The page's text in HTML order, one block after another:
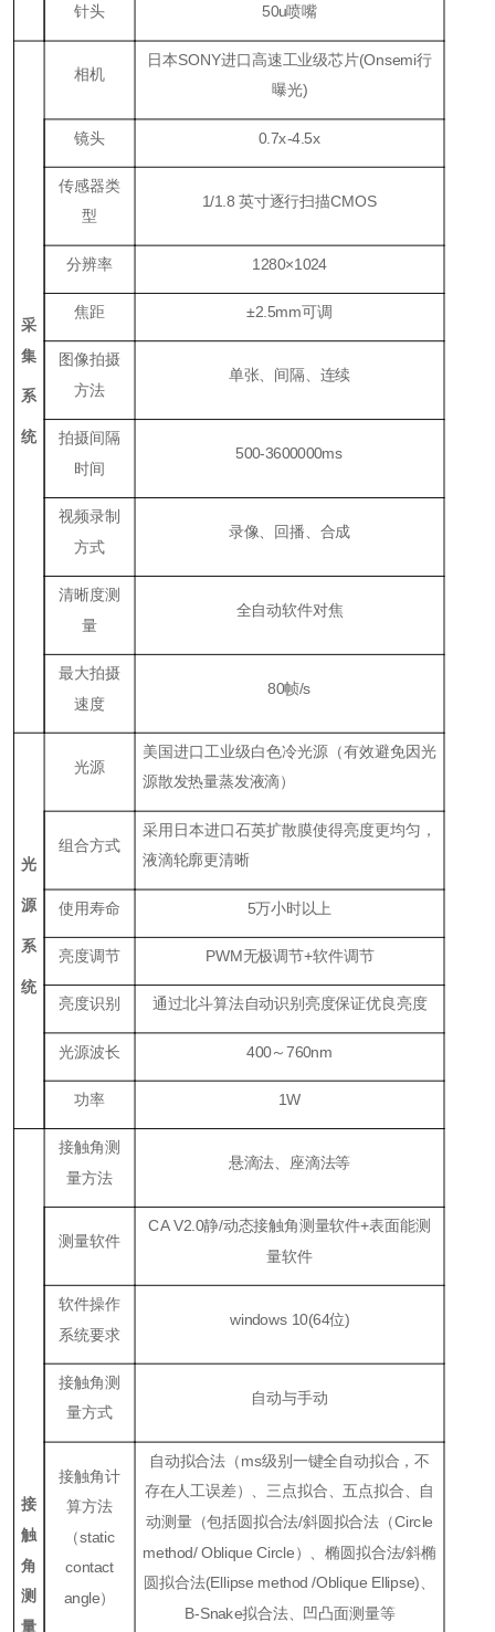
针头 50u喷嘴
采
集
系
统
相机
日本SONY进口高速工业级芯片(Onsemi行
曝光)
镜头 0.7x-4.5x
传感器类
型
1/1.8 英寸逐行扫描CMOS
分辨率 1280×1024
焦距 ±2.5mm可调
图像拍摄
方法
单张、间隔、连续
拍摄间隔
时间
500-3600000ms
视频录制
方式
录像、回播、合成
清晰度测
量
全自动软件对焦
最大拍摄
速度
80帧/s
光
源
系
统
光源
美国进口工业级白色冷光源（有效避免因光
源散发热量蒸发液滴）
组合方式
采用日本进口石英扩散膜使得亮度更均匀，
液滴轮廓更清晰
使用寿命 5万小时以上
亮度调节 PWM无极调节+软件调节
亮度识别 通过北斗算法自动识别亮度保证优良亮度
光源波长 400～760nm
功率 1W
接
触
角
测
量
接触角测
量方法
悬滴法、座滴法等
测量软件
CA V2.0静/动态接触角测量软件+表面能测
量软件
软件操作
系统要求
windows 10(64位)
接触角测
量方式
自动与手动
接触角计
算方法
（static
contact
angle）
自动拟合法（ms级别一键全自动拟合，不
存在人工误差）、三点拟合、五点拟合、自
动测量（包括圆拟合法/斜圆拟合法（Circle
method/ Oblique Circle）、椭圆拟合法/斜椭
圆拟合法(Ellipse method /Oblique Ellipse)、
B-Snake拟合法、凹凸面测量等